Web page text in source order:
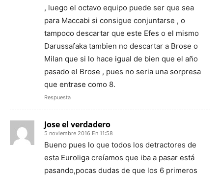
, luego el octavo equipo puede ser que sea
para Maccabi si consigue conjuntarse , o
tampoco descartar que este Efes o el mismo
Darussafaka tambien no descartar a Brose o
Milan que si lo hace igual de bien que el año
pasado el Brose , pues no seria una sorpresa
que entrase como 8.
Respuesta
Jose el verdadero
5 noviembre 2016 En 11:58
Bueno pues lo que todos los detractores de
esta Euroliga creíamos que iba a pasar está
pasando,pocas dudas de que los 6 primeros